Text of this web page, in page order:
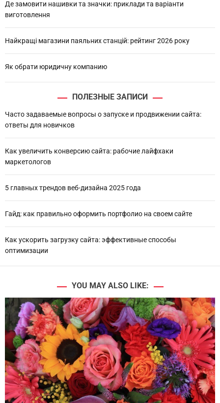
Де замовити нашивки та значки: приклади та варіанти
виготовлення
Найкращі магазини паяльних станцій: рейтинг 2026 року
Як обрати юридичну компанию
ПОЛЕЗНЫЕ ЗАПИСИ
Часто задаваемые вопросы о запуске и продвижении сайта:
ответы для новичков
Как увеличить конверсию сайта: рабочие лайфхаки
маркетологов
5 главных трендов веб-дизайна 2025 года
Гайд: как правильно оформить портфолио на своем сайте
Как ускорить загрузку сайта: эффективные способы
оптимизации
YOU MAY ALSO LIKE: